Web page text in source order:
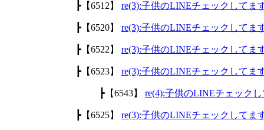
┣【6512】 re(3):子供のLINEチェックしてま
┣【6520】 re(3):子供のLINEチェックしてま
┣【6522】 re(3):子供のLINEチェックしてま
┣【6523】 re(3):子供のLINEチェックしてま
┣【6543】 re(4):子供のLINEチェック
┣【6525】 re(3):子供のLINEチェックしてま